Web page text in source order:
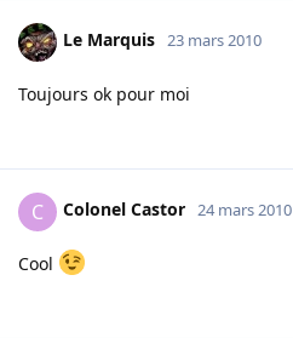
Le Marquis 23 mars 2010
Toujours ok pour moi
C Colonel Castor 24 mars 2010
Cool